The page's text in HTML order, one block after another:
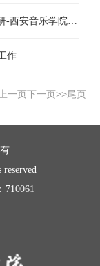
音乐学院管弦系
作
一页下一页>>尾页
710061